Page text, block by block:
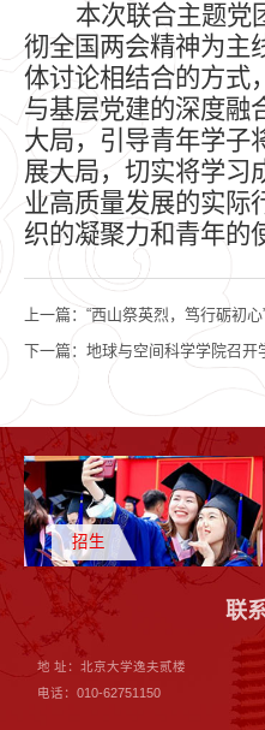
本次联合主题党
彻全国两会精神为主
体讨论相结合的方式
与基层党建的深度融
大局，引导青年学子
展大局，切实将学习
业高质量发展的实际
织的凝聚力和青年的
上一篇： “西山祭英烈，笃行砺初心”地空学
下一篇： 地球与空间科学学院召开学生
招生
联
地 址：北京大学逸夫贰楼
电话：010-62751150